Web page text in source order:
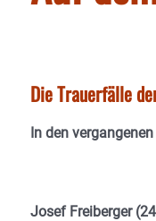
Die Trauerfälle
In den
Josef Freiberger